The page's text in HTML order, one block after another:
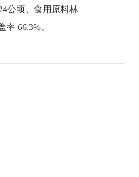
公顷、食用原料林
66.3%。